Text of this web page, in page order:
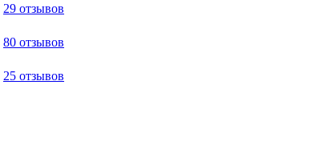
29 отзывов
80 отзывов
25 отзывов